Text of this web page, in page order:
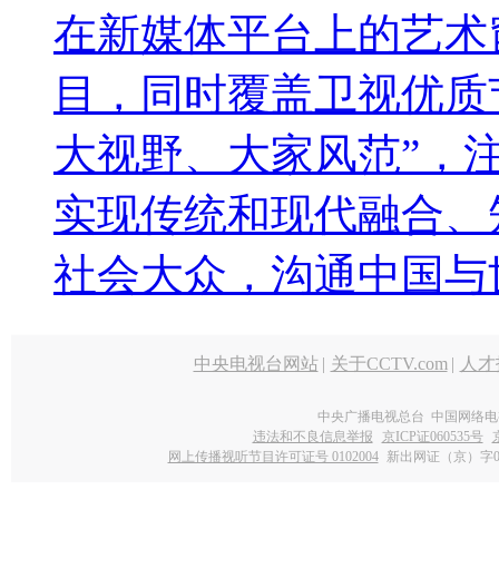
在新媒体平台上的艺
目，同时覆盖卫视优
大视野、大家风范”，
实现传统和现代融合
社会大众，沟通中国
中央电视台网站 | 关于CCTV.com | 人
中央广播电视总台 中国网络
违法和不良信息举报
京ICP证060535号
网上传播视听节目许可证号 0102004 新出网证（京）